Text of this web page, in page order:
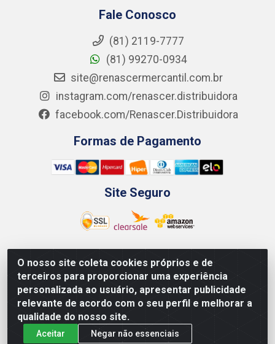
O nosso site coleta cookies próprios e de
terceiros para proporcionar uma experiência
personalizada ao usuário, apresentar publicidade
relevante de acordo com o seu perfil e melhorar a
qualidade do nosso site.
Aceitar Negar não essenciais
Fale Conosco
(81) 2119-7777
(81) 99270-0934
site@renascermercantil.com.br
instagram.com/renascer.distribuidora
facebook.com/Renascer.Distribuidora
Formas de Pagamento
Site Seguro
Renascer Distribuidora - Rua São Miguel, 1845 -
Afogados - Recife / PE - CEP 50850-000 - CNPJ
07.264.693/0001-79